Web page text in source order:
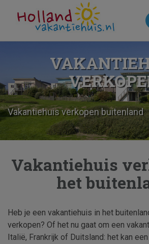
Vakantiehuis verkopen buitenland
Vakantiehuis
het
Heb je een vakantiehuis in het
verkopen? Of het nu gaat om een
Italië, Frankrijk of Duitsland: het kan